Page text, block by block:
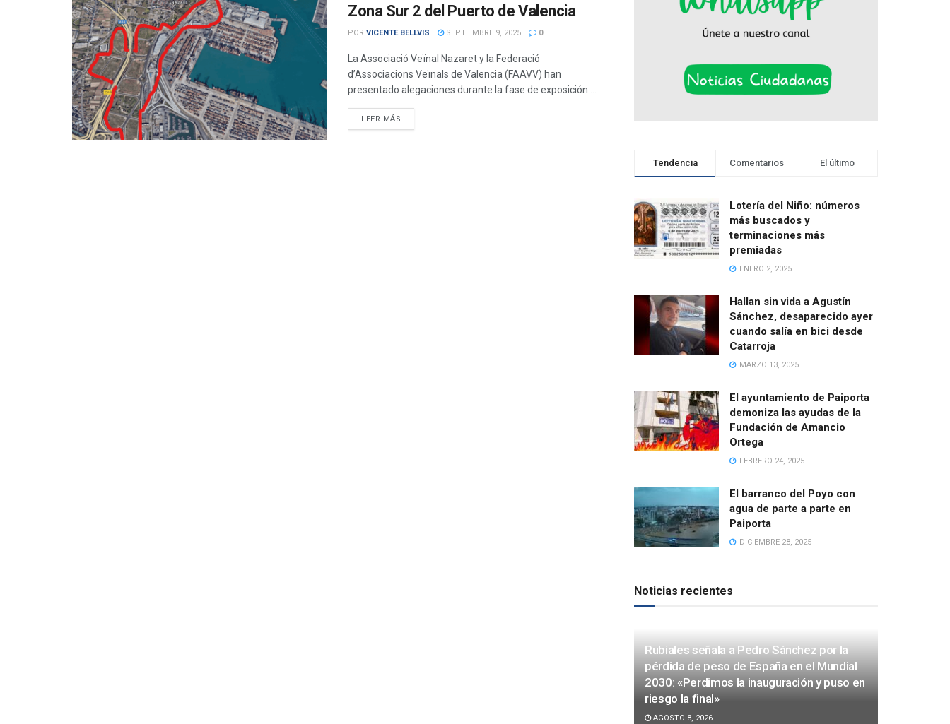
Zona Sur 2 del Puerto de Valencia
POR VICENTE BELLVIS SEPTIEMBRE 9, 2025 0
La Associació Veïnal Nazaret y la Federació
d’Associacions Veïnals de Valencia (FAAVV) han
presentado alegaciones durante la fase de exposición ...
LEER MÁS
Tendencia Comentarios El último
Lotería del Niño: números
más buscados y
terminaciones más
premiadas
ENERO 2, 2025
Hallan sin vida a Agustín
Sánchez, desaparecido ayer
cuando salía en bici desde
Catarroja
MARZO 13, 2025
El ayuntamiento de Paiporta
demoniza las ayudas de la
Fundación de Amancio
Ortega
FEBRERO 24, 2025
El barranco del Poyo con
agua de parte a parte en
Paiporta
DICIEMBRE 28, 2025
Noticias recientes
Rubiales señala a Pedro Sánchez por la
pérdida de peso de España en el Mundial
2030: «Perdimos la inauguración y puso en
riesgo la final»
AGOSTO 8, 2026